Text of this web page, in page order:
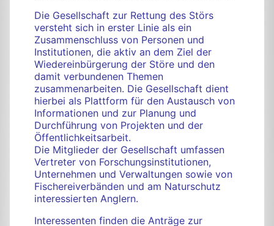
Die Gesellschaft zur Rettung des Störs
versteht sich in erster Linie als ein
Zusammenschluss von Personen und
Institutionen, die aktiv an dem Ziel der
Wiedereinbürgerung der Störe und den
damit verbundenen Themen
zusammenarbeiten. Die Gesellschaft dient
hierbei als Plattform für den Austausch von
Informationen und zur Planung und
Durchführung von Projekten und der
Öffentlichkeitsarbeit.
Die Mitglieder der Gesellschaft umfassen
Vertreter von Forschungsinstitutionen,
Unternehmen und Verwaltungen sowie von
Fischereiverbänden und am Naturschutz
interessierten Anglern.
Interessenten finden die Anträge zur